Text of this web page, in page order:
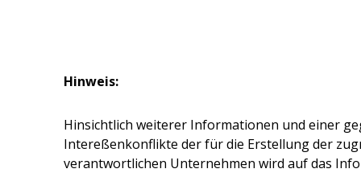
Hinweis:
Hinsichtlich weiterer Informationen und einer
Intereßenkonflikte der für die Erstellung der
verantwortlichen Unternehmen wird auf das